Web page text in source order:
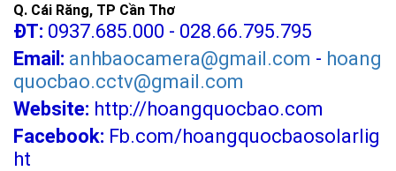
Q. Cái Răng, TP Cần Thơ
ĐT: 0937.685.000 - 028.66.795.795
Email: anhbaocamera@gmail.com - hoang
quocbao.cctv@gmail.com
Website: http://hoangquocbao.com
Facebook: Fb.com/hoangquocbaosolarlig
ht